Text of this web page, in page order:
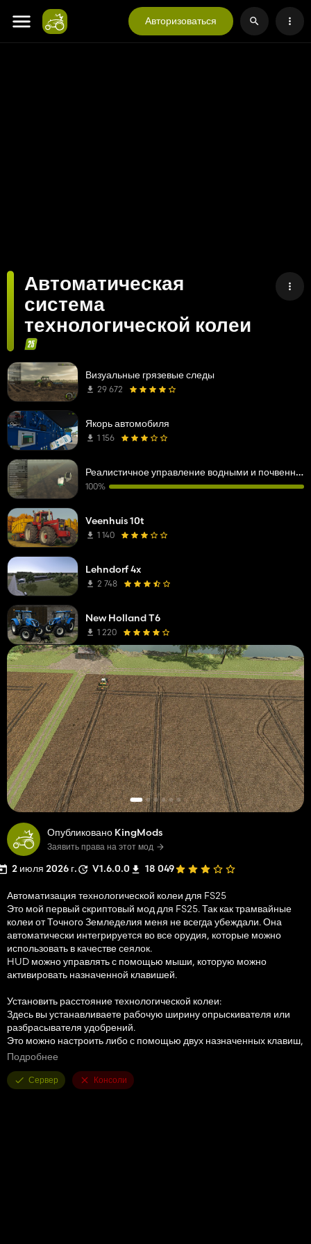
Авторизоваться
Автоматическая
система
технологической колеи
Опубликовано KingMods
Заявить права на этот мод
2 июля 2026 г. V1.6.0.0 18 049
Автоматизация технологической колеи для FS25
Это мой первый скриптовый мод для FS25. Так как трамвайные
колеи от Точного Земледелия меня не всегда убеждали. Она
автоматически интегрируется во все орудия, которые можно
использовать в качестве сеялок.
HUD можно управлять с помощью мыши, которую можно
активировать назначенной клавишей.
Установить расстояние технологической колеи:
Здесь вы устанавливаете рабочую ширину опрыскивателя или
разбрасывателя удобрений.
Это можно настроить либо с помощью двух назначенных клавиш,
либо с помощью кнопок «плюс» и «минус» мыши.
Ритм:
Здесь вы можете увидеть количество проходов, необходимое для
Подробнее
Сервер Консоли
Визуальные грязевые следы
29 672
Якорь автомобиля
1 156
Реалистичное управление водными и почвенными ресурсами
100%
Veenhuis 10t
1 140
Lehndorf 4x
2 748
New Holland T6
1 220